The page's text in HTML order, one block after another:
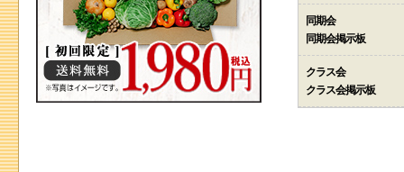
同期会
同期会掲示板
クラス会
クラス会掲示板